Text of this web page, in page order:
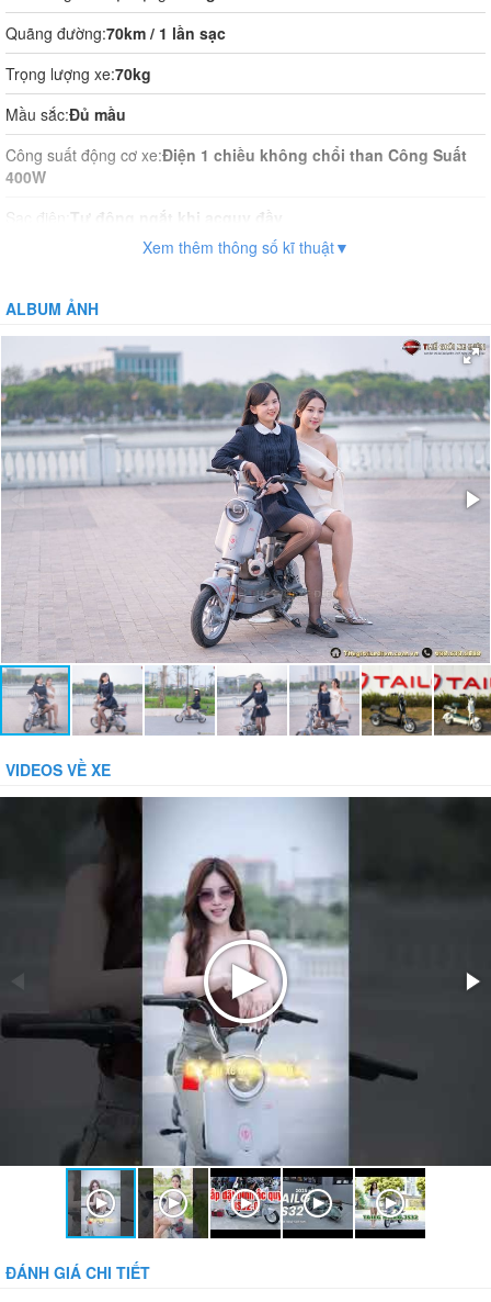
Quãng đường:70km / 1 lần sạc
Trọng lượng xe:70kg
Mầu sắc:Đủ mầu
Công suất động cơ xe:Điện 1 chiều không chổi than Công Suất
400W
Sạc điện: Tự động ngắt khi acquy đầy
8 tiếng
Vận hành: Tự động hoàn toàn
Hệ thống phanh:Phanh cơ
Giảm xóc:Có
Bánh xe:Không săm
Bảo vệ dòng:
Bảo vệ tụt áp:
Gương, Sạc, Khóa báo động chống trộm
Xem thêm thông số kĩ thuật▼
ALBUM ẢNH
VIDEOS VỀ XE
ĐÁNH GIÁ CHI TIẾT